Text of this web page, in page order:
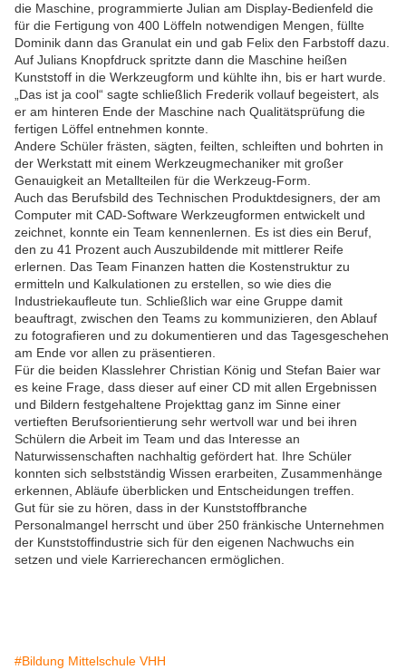
die Maschine, programmierte Julian am Display-Bedienfeld die
für die Fertigung von 400 Löffeln notwendigen Mengen, füllte
Dominik dann das Granulat ein und gab Felix den Farbstoff dazu.
Auf Julians Knopfdruck spritzte dann die Maschine heißen
Kunststoff in die Werkzeugform und kühlte ihn, bis er hart wurde.
„Das ist ja cool“ sagte schließlich Frederik vollauf begeistert, als
er am hinteren Ende der Maschine nach Qualitätsprüfung die
fertigen Löffel entnehmen konnte.
Andere Schüler frästen, sägten, feilten, schleiften und bohrten in
der Werkstatt mit einem Werkzeugmechaniker mit großer
Genauigkeit an Metallteilen für die Werkzeug-Form.
Auch das Berufsbild des Technischen Produktdesigners, der am
Computer mit CAD-Software Werkzeugformen entwickelt und
zeichnet, konnte ein Team kennenlernen. Es ist dies ein Beruf,
den zu 41 Prozent auch Auszubildende mit mittlerer Reife
erlernen. Das Team Finanzen hatten die Kostenstruktur zu
ermitteln und Kalkulationen zu erstellen, so wie dies die
Industriekaufleute tun. Schließlich war eine Gruppe damit
beauftragt, zwischen den Teams zu kommunizieren, den Ablauf
zu fotografieren und zu dokumentieren und das Tagesgeschehen
am Ende vor allen zu präsentieren.
Für die beiden Klasslehrer Christian König und Stefan Baier war
es keine Frage, dass dieser auf einer CD mit allen Ergebnissen
und Bildern festgehaltene Projekttag ganz im Sinne einer
vertieften Berufsorientierung sehr wertvoll war und bei ihren
Schülern die Arbeit im Team und das Interesse an
Naturwissenschaften nachhaltig gefördert hat. Ihre Schüler
konnten sich selbstständig Wissen erarbeiten, Zusammenhänge
erkennen, Abläufe überblicken und Entscheidungen treffen.
Gut für sie zu hören, dass in der Kunststoffbranche
Personalmangel herrscht und über 250 fränkische Unternehmen
der Kunststoffindustrie sich für den eigenen Nachwuchs ein
setzen und viele Karrierechancen ermöglichen.
#Bildung Mittelschule VHH